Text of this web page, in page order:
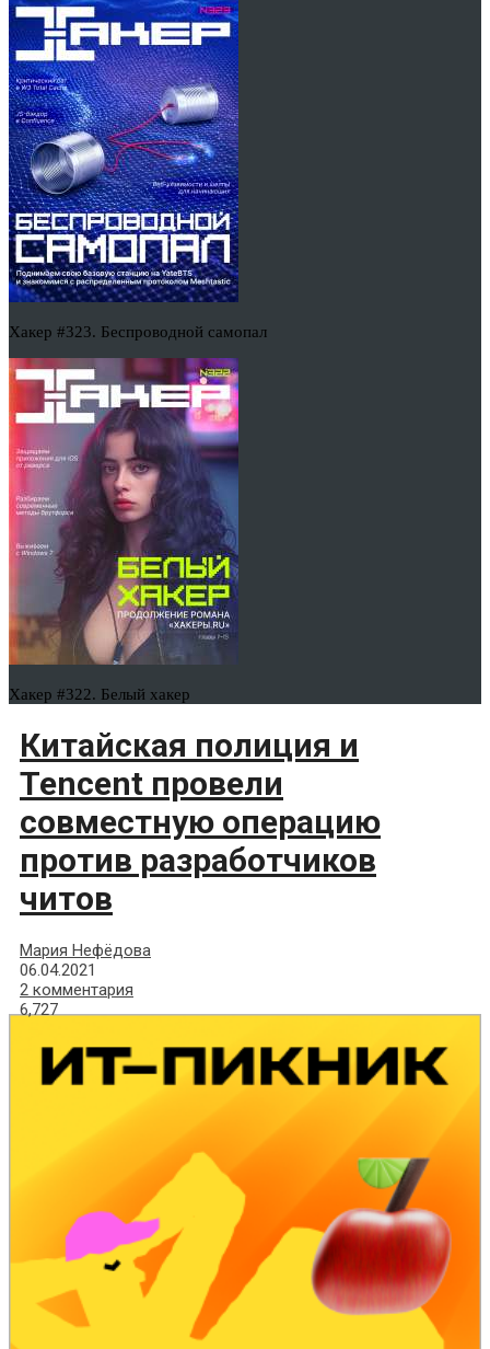
Хакер #323. Беспроводной самопал
Хакер #322. Белый хакер
Китайская полиция и
Tencent провели
совместную операцию
против разработчиков
читов
Мария Нефёдова
06.04.2021
2 комментария
6,727